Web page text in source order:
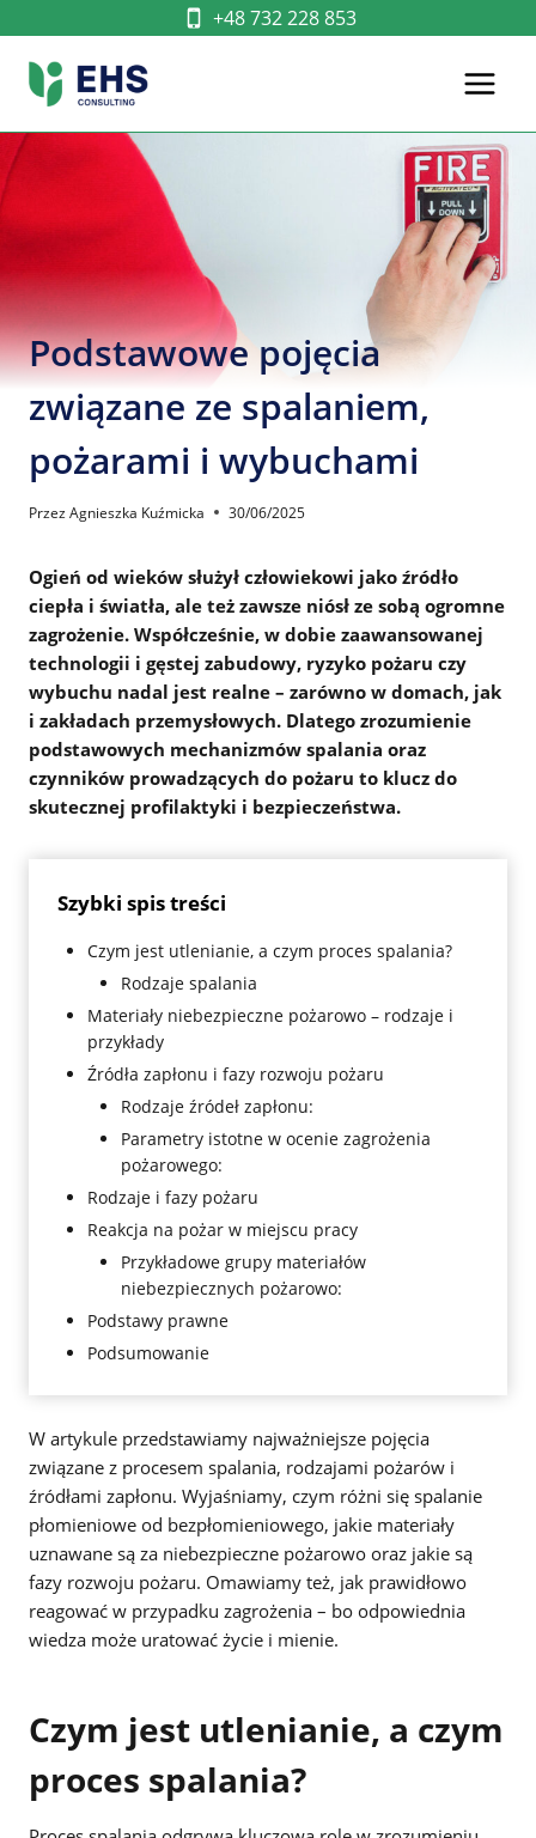
do
treści
+48 732 228 853
Podstawowe pojęcia
związane ze spalaniem,
pożarami i wybuchami
PrzezAgnieszka Kuźmicka 30/06/2025
Ogień od wieków służył człowiekowi jako źródło
ciepła i światła, ale też zawsze niósł ze sobą ogromne
zagrożenie. Współcześnie, w dobie zaawansowanej
technologii i gęstej zabudowy, ryzyko pożaru czy
wybuchu nadal jest realne – zarówno w domach, jak
i zakładach przemysłowych. Dlatego zrozumienie
podstawowych mechanizmów spalania oraz
czynników prowadzących do pożaru to klucz do
skutecznej profilaktyki i bezpieczeństwa.
Szybki spis treści
Czym jest utlenianie, a czym proces spalania?
Rodzaje spalania
Materiały niebezpieczne pożarowo – rodzaje i
przykłady
Źródła zapłonu i fazy rozwoju pożaru
Rodzaje źródeł zapłonu:
Parametry istotne w ocenie zagrożenia
pożarowego:
Rodzaje i fazy pożaru
Reakcja na pożar w miejscu pracy
Przykładowe grupy materiałów
niebezpiecznych pożarowo:
Podstawy prawne
Podsumowanie
W artykule przedstawiamy najważniejsze pojęcia
związane z procesem spalania, rodzajami pożarów i
źródłami zapłonu. Wyjaśniamy, czym różni się spalanie
płomieniowe od bezpłomieniowego, jakie materiały
uznawane są za niebezpieczne pożarowo oraz jakie są
fazy rozwoju pożaru. Omawiamy też, jak prawidłowo
reagować w przypadku zagrożenia – bo odpowiednia
wiedza może uratować życie i mienie.
Czym jest utlenianie, a czym
proces spalania?